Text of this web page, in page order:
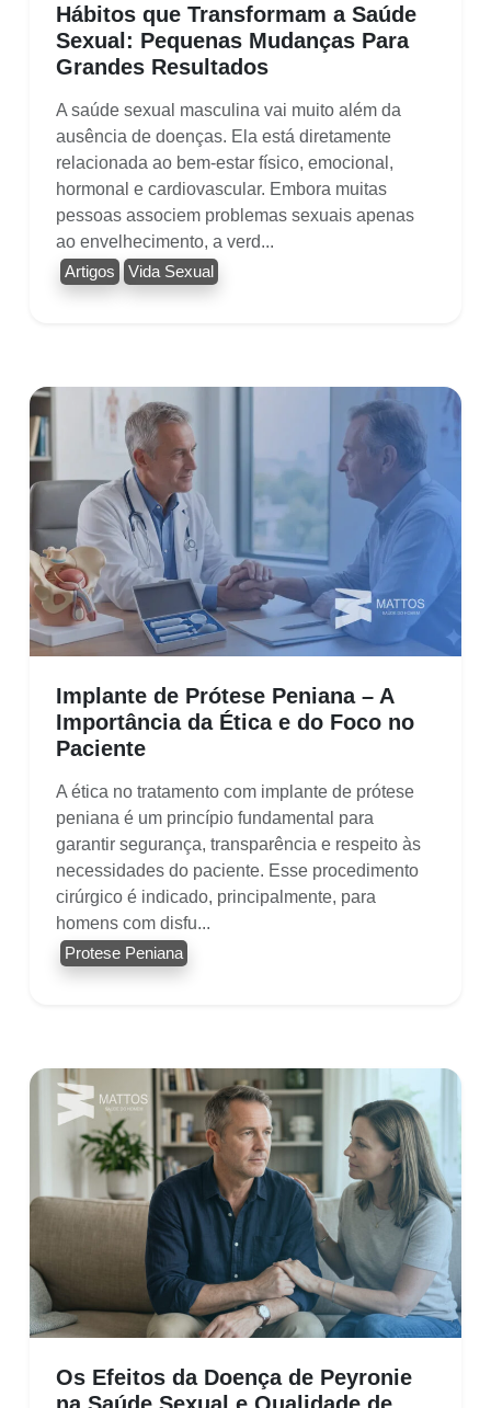
Hábitos que Transformam a Saúde
Sexual: Pequenas Mudanças Para
Grandes Resultados
A saúde sexual masculina vai muito além da
ausência de doenças. Ela está diretamente
relacionada ao bem-estar físico, emocional,
hormonal e cardiovascular. Embora muitas
pessoas associem problemas sexuais apenas
ao envelhecimento, a verd...
Artigos Vida Sexual
Implante de Prótese Peniana – A
Importância da Ética e do Foco no
Paciente
A ética no tratamento com implante de prótese
peniana é um princípio fundamental para
garantir segurança, transparência e respeito às
necessidades do paciente. Esse procedimento
cirúrgico é indicado, principalmente, para
homens com disfu...
Protese Peniana
Os Efeitos da Doença de Peyronie